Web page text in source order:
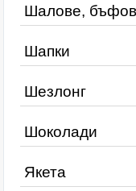
Шалове,
Шапки
Шезлонг
Шоколади
Якета